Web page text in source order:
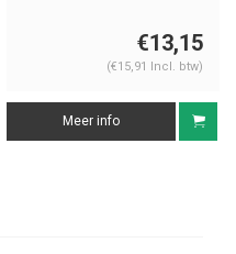
€13,15
(€15,91 Incl. btw)
Meer info